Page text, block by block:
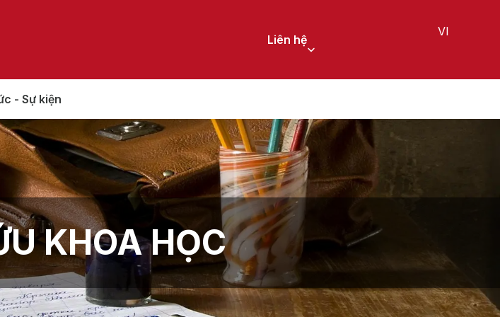
Liên hệ
VI
- Sự kiện
KHOA HỌC